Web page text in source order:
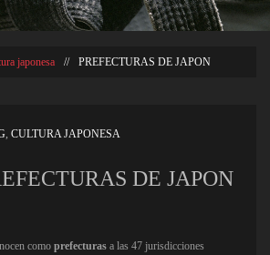
japonesa // PREFECTURAS DE JAPON
, CULTURA JAPONESA
DE JAPON
como prefecturas a las 47 jurisdicciones